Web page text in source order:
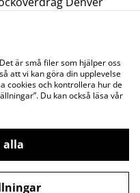
Cookiepolicy
är små filer som hjälper oss
att vi kan göra din upplevelse
cookies och kontrollera hur de
Du kan också läsa vår
alla